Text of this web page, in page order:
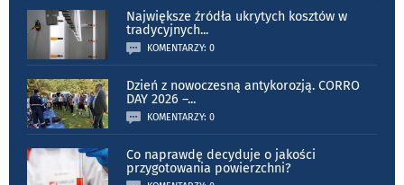
Największe źródła ukrytych kosztów w
tradycyjnych...
KOMENTARZY: 0
Dzień z nowoczesną antykorozją. CORRO
DAY 2026 –...
KOMENTARZY: 0
Co naprawdę decyduje o jakości
przygotowania powierzchni?